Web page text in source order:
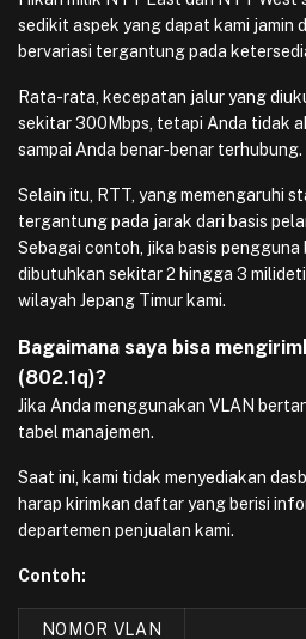
sedikit aspek yang dapat kami jamin
bervariasi tergantung pada
Rata-rata, kecepatan jalur yang
sekitar 300Mbps, tetapi Anda tidak
sampai Anda benar-benar terhubung.
Selain itu, RTT, yang memengaruhi
tergantung pada jarak dari basis
Sebagai contoh, jika basis pengguna
dibutuhkan sekitar 2 hingga 3
wilayah Jepang Timur kami.
Bagaimana saya bisa
(802.1q)?
Jika Anda menggunakan VLAN
tabel manajemen.
Saat ini, kami tidak menyediakan
harap kirimkan daftar yang berisi
departemen penjualan kami.
Contoh:
NOMOR VLAN